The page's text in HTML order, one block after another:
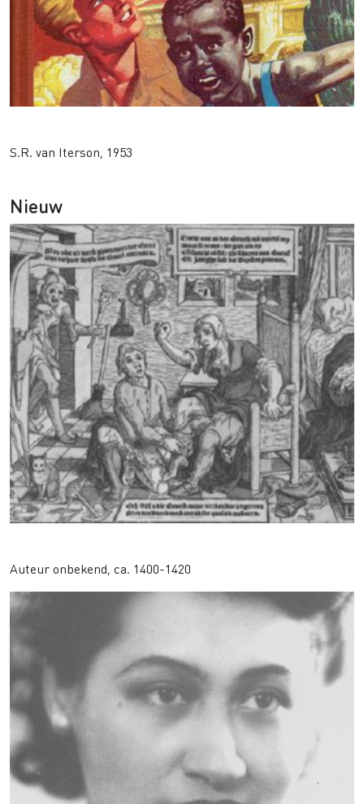
S.R. van Iterson, 1953
Nieuw
Auteur onbekend, ca. 1400-1420